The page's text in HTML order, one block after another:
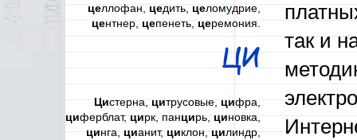
целлофан,цедить,целомудрие,
центнер,цепенеть,церемония.
ЦИ
Цистерна,цитрусовые,цифра,
циферблат,цирк, панцирь,циновка,
цинга,цианит,циклон,цилиндр,
так и